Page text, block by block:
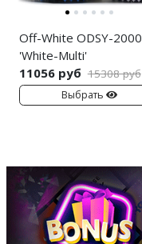
Off-White ODSY-2000
'White-Multi'
11056 руб 15308 руб
Выбрать